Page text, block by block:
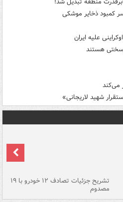
کمبود ذخایر موشکی
علیه ایران
هستند
می‌کند
شهید لاریجانی»
تشریح جزئیات تصادف ۱۲ خودرو با ۱۹
مصدوم